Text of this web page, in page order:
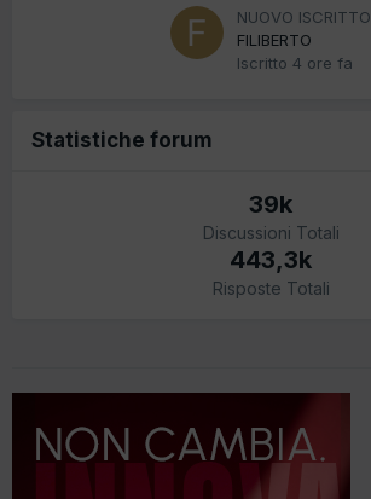
NUOVO ISCRITTO
FILIBERTO
Iscritto 4 ore fa
Statistiche forum
39k
Discussioni Totali
443,3k
Risposte Totali